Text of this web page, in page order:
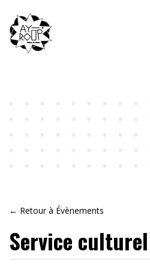
← Retour à Évènements
Service culturel